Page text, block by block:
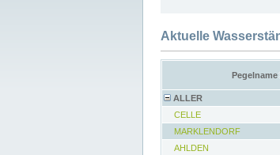
Aktuelle
Pegelname
ALLER
CELLE
MARKLENDORF
AHLDEN